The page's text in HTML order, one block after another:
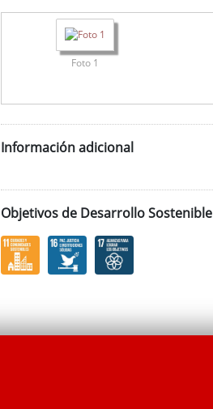
Foto 1
Información adicional
Objetivos de Desarrollo Sostenible